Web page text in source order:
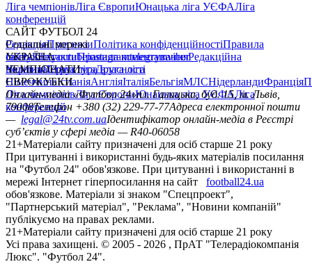
Ліга чемпіонівЛіга ЄвропиЮнацька ліга УЄФАЛіга
конференцій
САЙТ ФУТБОЛ 24
РедакціяПрогнозиПолітика конфіденційностіПравила
сайтуКонтактиПравила коментуванняРедакційна
політикаСтруктура власності
Соціальні мережі
facebookxyoutubeinstagramtelegramviber
УКРАЇНА
УкраїнаПерша лігаДруга ліга
ЧЕМПІОНАТИ
НімеччинаІспаніяАнгліяІталіяБельгіяМЛСНідерландиФранція
ЄВРОКУБКИ
Ліга чемпіонівЛіга ЄвропиЮнацька ліга УЄФАЛіга
конференцій
Онлайн-медіа «Футбол 24»пл. Галицька, буд. 15, м. Львів,
79008Телефон +380 (32) 229-77-77Адреса електронної пошти
— legal@24tv.com.uaІдентифікатор онлайн-медіа в Реєстрі
суб’єктів у сфері медіа — R40-06058
21+Матеріали сайту призначені для осіб старше 21 року
При цитуванні і використанні будь-яких матеріалів посилання
на "Футбол 24" обов'язкове. При цитуванні і використанні в
мережі Інтернет гіперпосилання на сайт
football24.ua
обов'язкове. Матеріали зі знаком "Спецпроект",
"Партнерський матеріал", "Реклама", "Новини компаній"
публікуємо на правах реклами.
21+Матеріали сайту призначені для осіб старше 21 року
Усi права захищенi. © 2005 - 2026 , ПрАТ "Телерадіокомпанія
Люкс". "Футбол 24".